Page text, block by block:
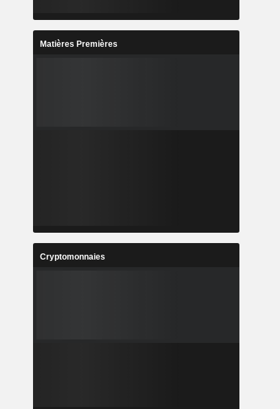
Matières Premières
Cryptomonnaies